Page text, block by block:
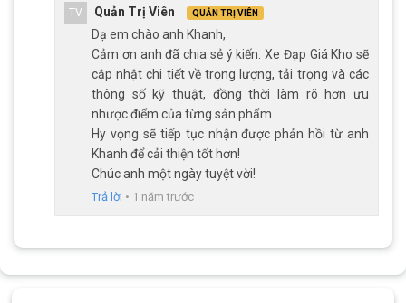
Tăng tốc sau (Gạt líp): Shimano TY21, đảm bảo chuyển đổi líp
nhanh chóng và chính xác.
Đùi đĩa: Được làm từ hợp kim thép, cốt vuông, có bạc đạn giúp
tăng độ bền và độ chính xác khi truyền động.
TV Quản Trị Viên QUẢN TRỊ VIÊN
Dạ em chào anh Khanh,
Cảm ơn anh đã chia sẻ ý kiến. Xe Đạp Giá Kho sẽ
cập nhật chi tiết về trọng lượng, tải trọng và các
thông số kỹ thuật, đồng thời làm rõ hơn ưu
nhược điểm của từng sản phẩm.
Hy vọng sẽ tiếp tục nhận được phản hồi từ anh
Khanh để cải thiện tốt hơn!
Chúc anh một ngày tuyệt vời!
Trả lời • 1 năm trước